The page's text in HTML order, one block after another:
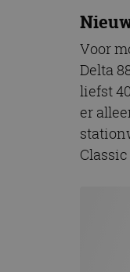
Voor
Delta
liefst
er